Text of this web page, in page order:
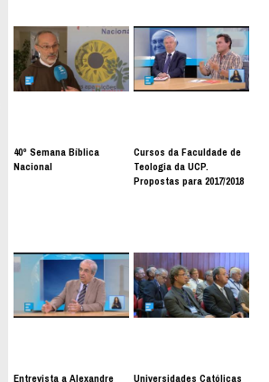
40º Semana Bíblica
Nacional
Cursos da Faculdade de
Teologia da UCP.
Propostas para 2017/2018
Entrevista a Alexandre Universidades Católicas